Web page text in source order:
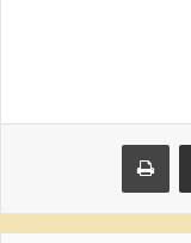
مشاركة عبر البريد طباعة